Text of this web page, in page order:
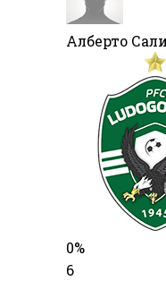
Алберто
0%
6